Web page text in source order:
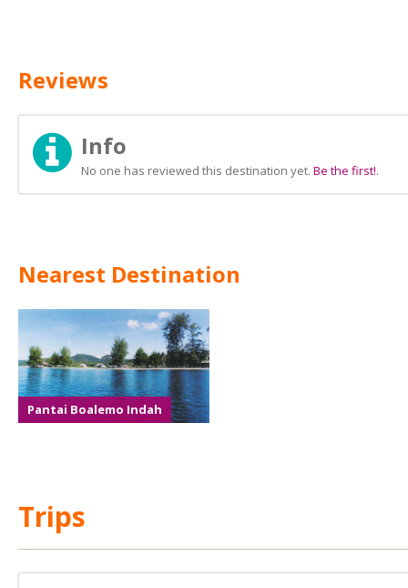
Reviews
Info
No one has reviewed this destination yet. Be the first!.
Nearest Destination
Pantai Boalemo Indah
Trips